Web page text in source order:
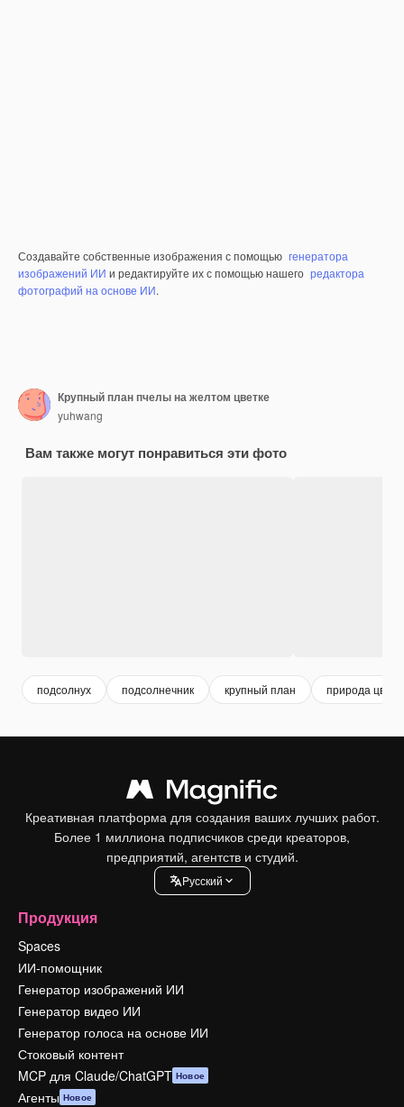
Создавайте собственные изображения с помощью генератора
изображений ИИ и редактируйте их с помощью нашего редактора
фотографий на основе ИИ.
Крупный план пчелы на желтом цветке
yuhwang
Вам также могут понравиться эти фото
подсолнух подсолнечник крупный план природа цветы
Креативная платформа для создания ваших лучших работ.
Более 1 миллиона подписчиков среди креаторов,
предприятий, агентств и студий.
Pусский
Продукция
Spaces
ИИ-помощник
Генератор изображений ИИ
Генератор видео ИИ
Генератор голоса на основе ИИ
Стоковый контент
MCP для Claude/ChatGPT Новое
Агенты Новое